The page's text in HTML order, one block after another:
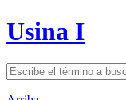
Usina I